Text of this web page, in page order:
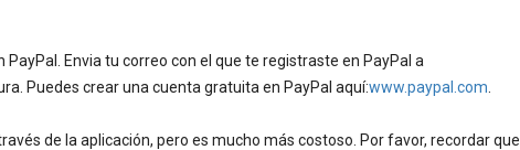
Envia tu correo con el que te registraste en PayPal a
Puedes crear una cuenta gratuita en PayPal aquí:www.paypal.com
de la aplicación, pero es mucho más costoso. Por favor, recordar